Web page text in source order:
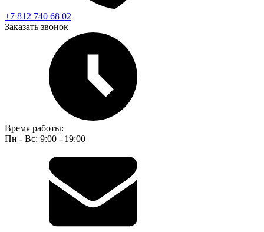
+7 812 740 68 02
Заказать звонок
Время работы:
Пн - Вс: 9:00 - 19:00